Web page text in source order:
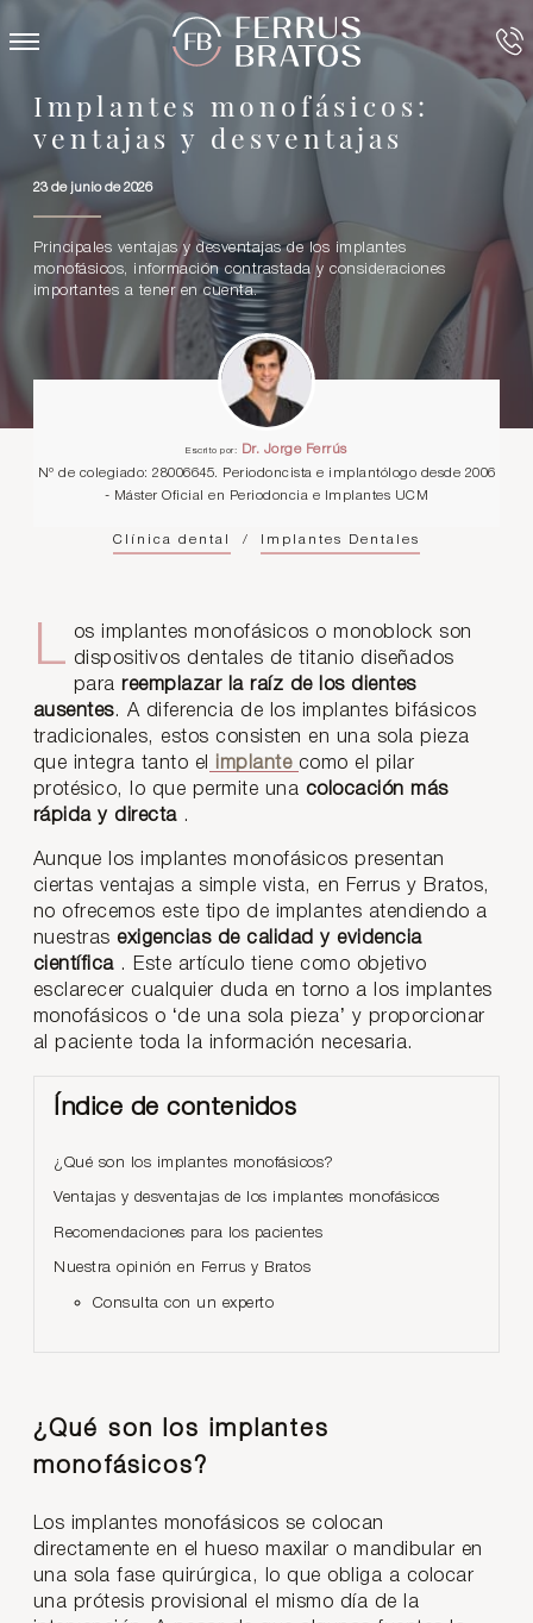
Implantes monofásicos:
ventajas y desventajas
23 de junio de 2026
Principales ventajas y desventajas de los implantes
monofásicos, información contrastada y consideraciones
importantes a tener en cuenta.
Escrito por:
Dr. Jorge Ferrús
Nº de colegiado: 28006645. Periodoncista e implantólogo desde 2006
- Máster Oficial en Periodoncia e Implantes UCM
Clínica dental / Implantes Dentales
Los implantes monofásicos o monoblock son dispositivos dentales de titanio diseñados
para reemplazar la raíz de los dientes
ausentes. A diferencia de los implantes bifásicos
tradicionales, estos consisten en una sola pieza
que integra tanto el
implante como el pilar
protésico, lo que permite una colocación más
rápida y directa .
Aunque los implantes monofásicos presentan
ciertas ventajas a simple vista, en Ferrus y Bratos,
no ofrecemos este tipo de implantes atendiendo a
nuestras exigencias de calidad y evidencia
científica . Este artículo tiene como objetivo
esclarecer cualquier duda en torno a los implantes
monofásicos o ‘de una sola pieza’ y proporcionar
al paciente toda la información necesaria.
Índice de contenidos
¿Qué son los implantes monofásicos?
Ventajas y desventajas de los implantes monofásicos
Recomendaciones para los pacientes
Nuestra opinión en Ferrus y Bratos
Consulta con un experto
¿Qué son los implantes
monofásicos?
Los implantes monofásicos se colocan
directamente en el hueso maxilar o mandibular en
una sola fase quirúrgica, lo que obliga a colocar
una prótesis provisional el mismo día de la